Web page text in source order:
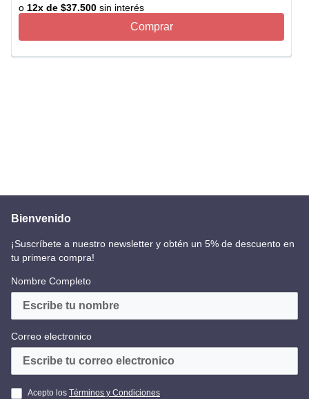
o 12x de $37.500 sin interés
Comprar
Bienvenido
¡Suscríbete a nuestro newsletter y obtén un 5% de descuento en
tu primera compra!
Nombre Completo
Correo electronico
Acepto los Términos y Condiciones